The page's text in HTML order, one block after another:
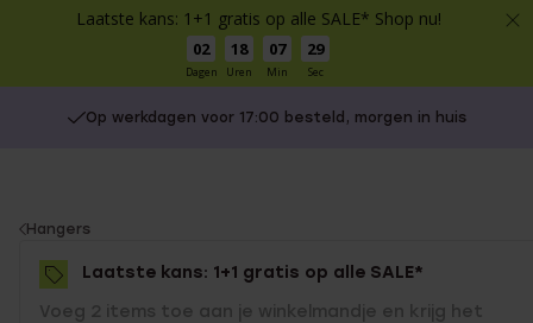
Laatste kans: 1+1 gratis op alle SALE* Shop nu!
02
Dagen
18
Uren
07
Min
29
Sec
Op werkdagen voor 17:00 besteld, morgen in huis
You
are
here:
Hangers
Laatste kans: 1+1 gratis op alle SALE*
Voeg 2 items toe aan je winkelmandje en krijg het